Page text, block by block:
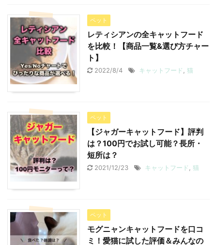
ペット
レティシアンの全キャットフード
を比較！【商品一覧&選び方チャー
ト】
2022/8/4 キャットフード 猫
ペット
【ジャガーキャットフード】評判
は？100円でお試し可能？長所・
短所は？
2021/12/23 キャットフード 猫
ペット
モグニャンキャットフードを口コ
ミ！愛猫に試した評価＆みんなの